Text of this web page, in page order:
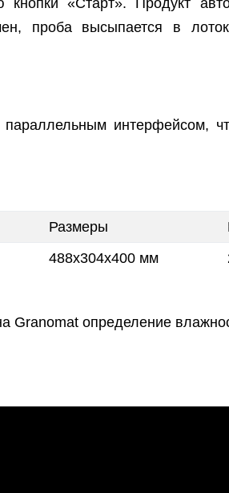
проба высыпается в
интерфейсом,
Размеры
488х304х400 мм